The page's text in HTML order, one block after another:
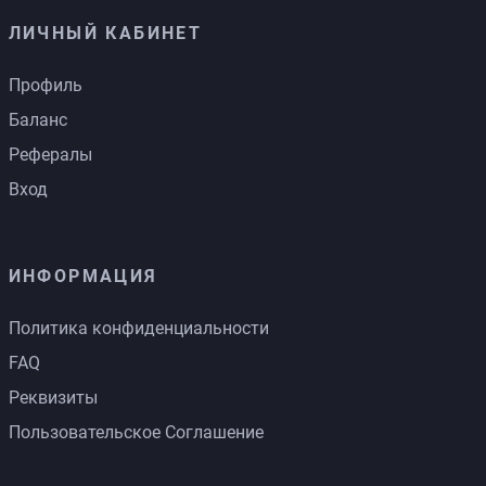
ЛИЧНЫЙ КАБИНЕТ
Профиль
Баланс
Рефералы
Вход
ИНФОРМАЦИЯ
Политика конфиденциальности
FAQ
Реквизиты
Пользовательское Соглашение